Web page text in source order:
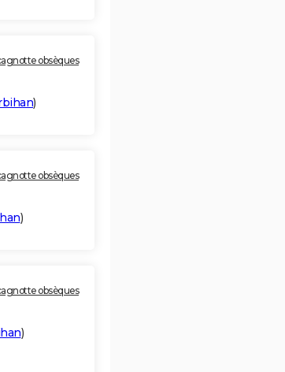
obsèques
)
obsèques
)
obsèques
)